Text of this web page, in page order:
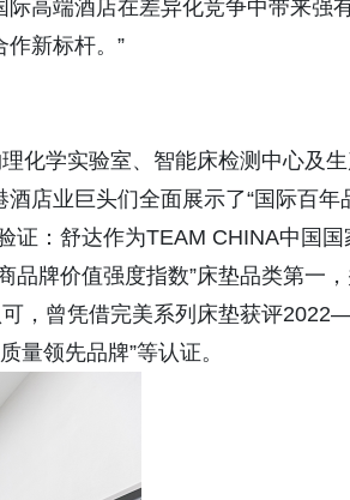
高端酒店在差异化竞争中带来强
新标杆。”
化学实验室、智能床检测中心及
店业巨头们全面展示了“国际百年
证：舒达作为TEAM CHINA中国国
品牌价值强度指数”床垫品类第一
，曾凭借完美系列床垫获评
量领先品牌”等认证。